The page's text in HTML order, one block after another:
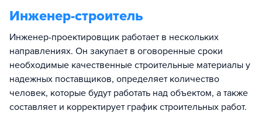
Инженер-строитель
Инженер-проектировщик работает в нескольких
направлениях. Он закупает в оговоренные сроки
необходимые качественные строительные материалы у
надежных поставщиков, определяет количество
человек, которые будут работать над объектом, а также
составляет и корректирует график строительных работ.